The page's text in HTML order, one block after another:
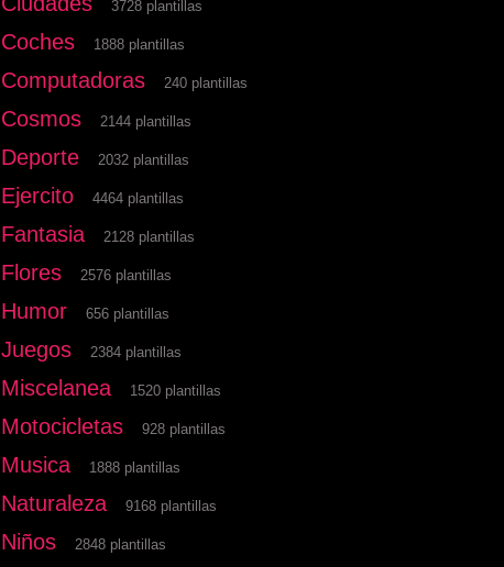
3728 plantillas
Coches 1888 plantillas
Computadoras 240 plantillas
Cosmos 2144 plantillas
Deporte 2032 plantillas
Ejercito 4464 plantillas
Fantasia 2128 plantillas
Flores 2576 plantillas
Humor 656 plantillas
Juegos 2384 plantillas
Miscelanea 1520 plantillas
Motocicletas 928 plantillas
Musica 1888 plantillas
Naturaleza 9168 plantillas
Niños 2848 plantillas